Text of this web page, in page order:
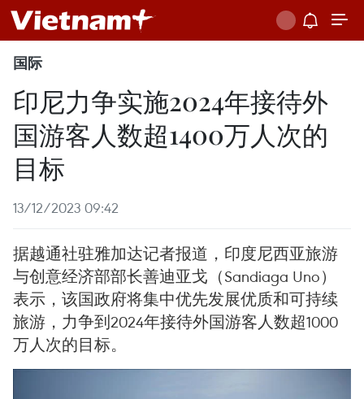
国际
印尼力争实施2024年接待外
国游客人数超1400万人次的
目标
13/12/2023 09:42
据越通社驻雅加达记者报道，印度尼西亚旅游
与创意经济部部长善迪亚戈（Sandiaga Uno）
表示，该国政府将集中优先发展优质和可持续
旅游，力争到2024年接待外国游客人数超1000
万人次的目标。